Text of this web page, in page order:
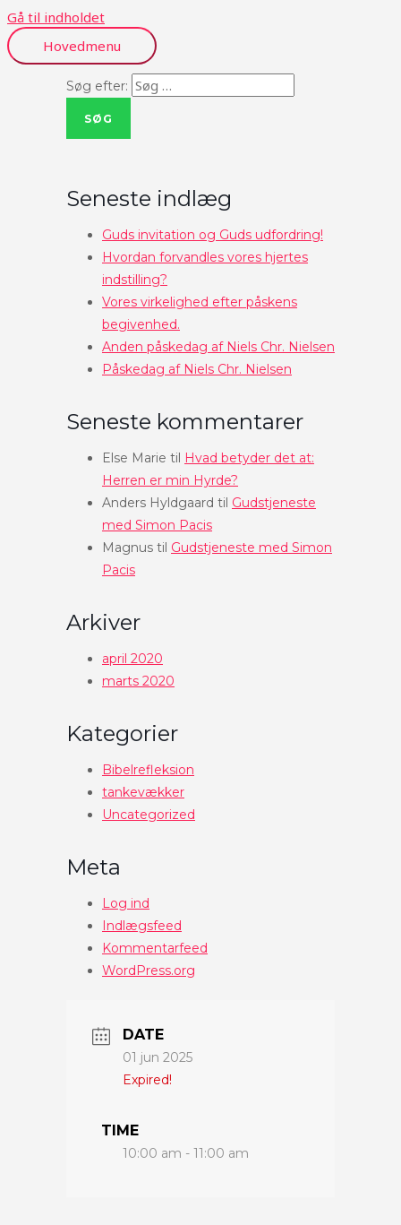
Gå til indholdet
Hovedmenu
Søg efter:
Seneste indlæg
Guds invitation og Guds udfordring!
Hvordan forvandles vores hjertes
indstilling?
Vores virkelighed efter påskens
begivenhed.
Anden påskedag af Niels Chr. Nielsen
Påskedag af Niels Chr. Nielsen
Seneste kommentarer
Else Marie til Hvad betyder det at:
Herren er min Hyrde?
Anders Hyldgaard til Gudstjeneste
med Simon Pacis
Magnus til Gudstjeneste med Simon
Pacis
Arkiver
april 2020
marts 2020
Kategorier
Bibelrefleksion
tankevækker
Uncategorized
Meta
Log ind
Indlægsfeed
Kommentarfeed
WordPress.org
DATE
01 jun 2025
Expired!
TIME
10:00 am - 11:00 am